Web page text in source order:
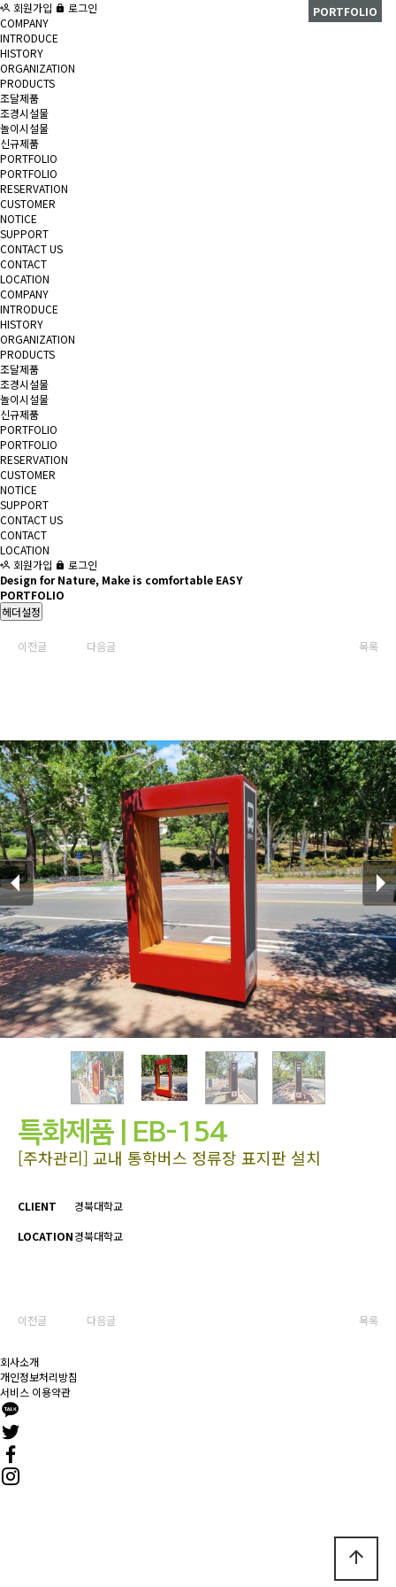
회원가입
로그인
COMPANY
INTRODUCE
HISTORY
ORGANIZATION
PRODUCTS
조달제품
조경시설물
놀이시설물
신규제품
PORTFOLIO
PORTFOLIO
RESERVATION
CUSTOMER
NOTICE
SUPPORT
CONTACT US
CONTACT
LOCATION
COMPANY
INTRODUCE
HISTORY
ORGANIZATION
PRODUCTS
조달제품
조경시설물
놀이시설물
신규제품
PORTFOLIO
PORTFOLIO
RESERVATION
CUSTOMER
NOTICE
SUPPORT
CONTACT US
CONTACT
LOCATION
회원가입
로그인
Design for Nature, Make is comfortable EASY
PORTFOLIO
헤더설정
PORTFOLIO
이전글 다음글 목록
특화제품 | EB-154
[주차관리] 교내 통학버스 정류장 표지판 설치
CLIENT
경북대학교
LOCATION경북대학교
이전글 다음글 목록
회사소개
개인정보처리방침
서비스 이용약관
arrow_upward